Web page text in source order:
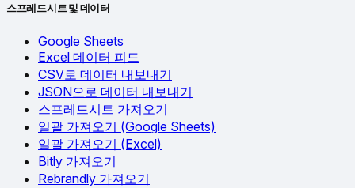
스프레드시트 및 데이터
Google Sheets
Excel 데이터 피드
CSV로 데이터 내보내기
JSON으로 데이터 내보내기
스프레드시트 가져오기
일괄 가져오기 (Google Sheets)
일괄 가져오기 (Excel)
Bitly 가져오기
Rebrandly 가져오기